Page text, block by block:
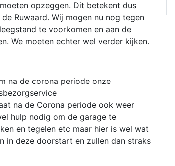
opzeggen. Dit betekent dus
Ruwaard. Wij mogen nu nog tegen
te voorkomen en aan de
We moeten echter wel verder kijken.
na de corona periode onze
na de Corona periode ook weer
hulp nodig om de garage te
en tegelen etc maar hier is wel wat
in deze doorstart en zullen dan straks